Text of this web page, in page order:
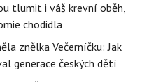
tlumit i váš krevní oběh,
chodidla
znělka Večerníčku: Jak
generace českých dětí